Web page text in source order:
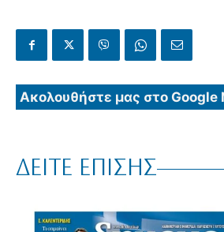
Ακολουθήστε μας στο Google
ΔΕΙΤΕ ΕΠΙΣΗΣ